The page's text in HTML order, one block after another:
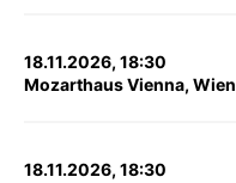
18.11.2026, 18:30
Mozarthaus Vienna, Wien
18.11.2026, 18:30